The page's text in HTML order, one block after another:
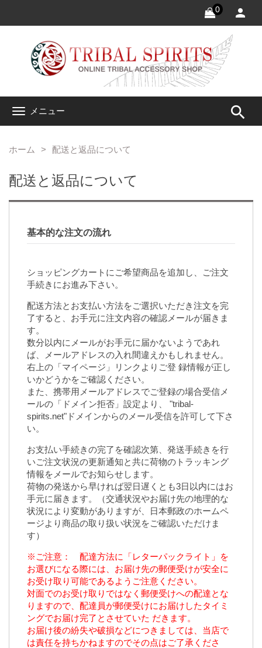
0
メニュー search
ホーム 配送と返品について
配送と返品について
基本的な注文の流れ
ショッピングカートにご希望商品を追加し、ご注文
手続きにお進み下さい。
配送方法とお支払い方法をご選択いただき注文を完
了すると、お手元に注文内容の確認メールが届きま
す。
数分以内にメールがお手元に届かないようであれ
ば、メールアドレスの入れ間違えかもしれません。
右上の「マイページ」リンクよりご登 録情報が正し
いかどうかをご確認ください。
また、携帯用メールアドレスでご登録の場合受信メ
ールの「ドメイン拒否」設定より、 "tribal-
spirits.net"ドメインからのメール受信を許可して下さ
い。
お支払い手続きの完了を確認次第、発送手続きを行
いご注文状況の更新通知と共に荷物のトラッキング
情報をメールでお知らせします。
荷物の発送から早ければ翌日遅くとも3日以内にはお
手元に届きます。（交通状況やお届け先の地理的な
状況により変動がありますが、日本郵政のホームペ
ージより商品の取り扱い状況をご確認いただけま
す）
※ご注意： 配達方法に「レターパックライト」を
お選びになる際には、お届け先の郵便受けが安全に
お受け取り可能であるようご注意ください。
対面でのお受け取りではなく郵便受けへの配達とな
りますので、配達員が郵便受けにお届けしたタイミ
ングでお届け完了とさせていた だきます。
お届け後の紛失や破損などにつきましては、当店で
は責任を持ちかねますのでその点はご了承くださ